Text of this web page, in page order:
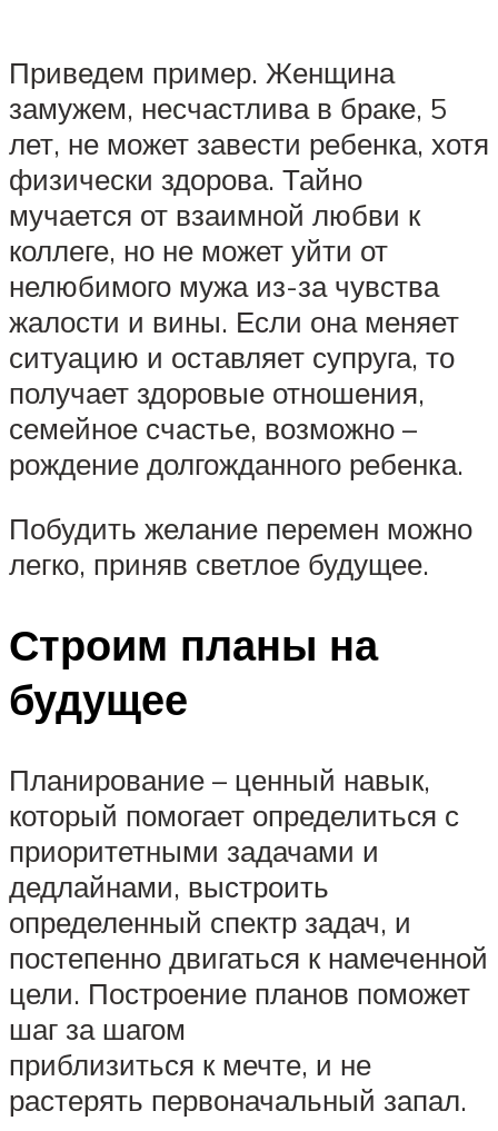
Приведем пример. Женщина
замужем, несчастлива в браке, 5
лет, не может завести ребенка, хотя
физически здорова. Тайно
мучается от взаимной любви к
коллеге, но не может уйти от
нелюбимого мужа из-за чувства
жалости и вины. Если она меняет
ситуацию и оставляет супруга, то
получает здоровые отношения,
семейное счастье, возможно –
рождение долгожданного ребенка.
Побудить желание перемен можно
легко, приняв светлое будущее.
Строим планы на
будущее
Планирование – ценный навык,
который помогает определиться с
приоритетными задачами и
дедлайнами, выстроить
определенный спектр задач, и
постепенно двигаться к намеченной
цели. Построение планов поможет
шаг за шагом
приблизиться к мечте, и не
растерять первоначальный запал.